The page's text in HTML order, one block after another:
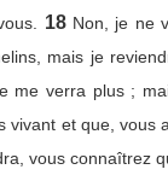
18 Non, je ne
mais je
me verra plus ;
vivant et que, vous
vous connaîtrez